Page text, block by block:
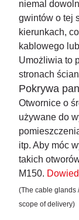
niemal
gwintów o tej
kierunkach,
kablowego
Umożliwia to
stronach
Pokrywa
Otwornice o
używane do
itp. Aby móc
takich
M150.
(The cable glands
scope of delivery)